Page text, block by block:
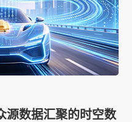
源数据汇聚的时空数